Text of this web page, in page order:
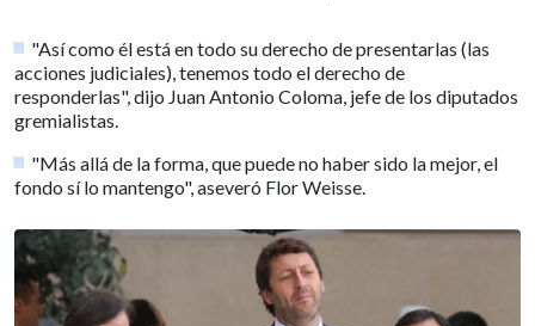
"Así como él está en todo su derecho de presentarlas (las
acciones judiciales), tenemos todo el derecho de
responderlas", dijo Juan Antonio Coloma, jefe de los diputados
gremialistas.
"Más allá de la forma, que puede no haber sido la mejor, el
fondo sí lo mantengo", aseveró Flor Weisse.